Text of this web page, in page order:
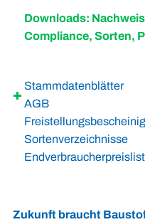
Downloads:
Compliance, Sorten,
Stammdatenblätter
AGB
Sortenverzeichnisse
Zukunft braucht